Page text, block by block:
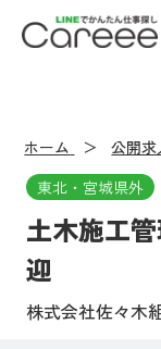
ホーム
公開
東北・宮城県外
土木施工
迎
株式会社佐々木